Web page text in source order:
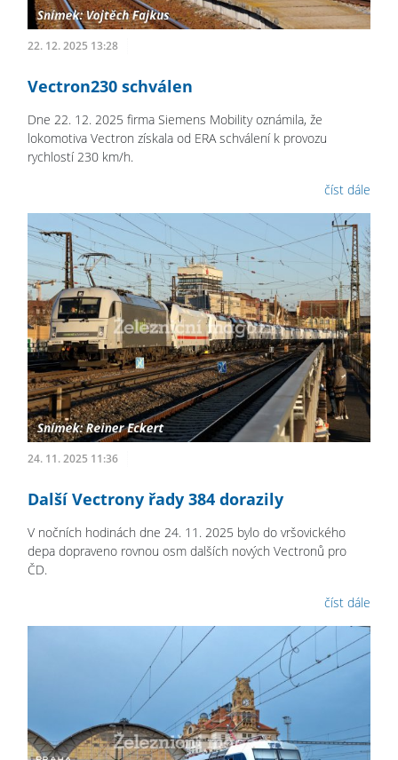
22. 12. 2025 13:28
Vectron230 schválen
Dne 22. 12. 2025 firma Siemens Mobility oznámila, že
lokomotiva Vectron získala od ERA schválení k provozu
rychlostí 230 km/h.
číst dále
24. 11. 2025 11:36
Další Vectrony řady 384 dorazily
V nočních hodinách dne 24. 11. 2025 bylo do vršovického
depa dopraveno rovnou osm dalších nových Vectronů pro
ČD.
číst dále